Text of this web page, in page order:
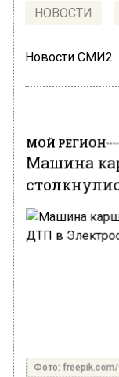
НОВОСТИ
Новости СМИ2
МОЙ РЕГИОН
Машина
Фото: